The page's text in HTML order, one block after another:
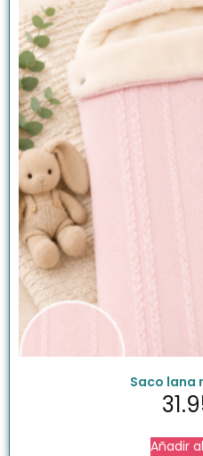
Saco lana
Añadir